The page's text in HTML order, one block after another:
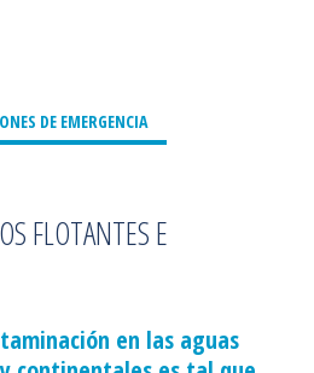
DE EMERGENCIA
FLOTANTES E
en las aguas